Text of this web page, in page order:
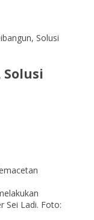
Solusi
Solusi
Sei Ladi. Foto: